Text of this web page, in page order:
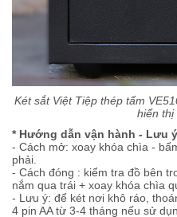
Két sắt Việt Tiệp thép tấm
hiển thị
* Hướng dẫn vận hành - Lưu
- Cách mở: xoay khóa chìa -
phải.
- Cách đóng : kiểm tra đồ bên
nắm qua trái + xoay khóa chìa
- Lưu ý: để két nơi khô ráo,
4 pin AA từ 3-4 tháng nếu sử